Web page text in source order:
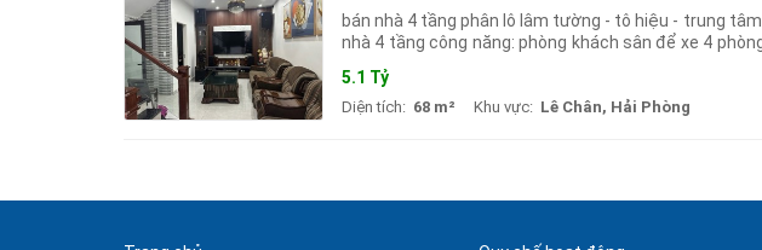
bán nhà 4 tầng phân lô lâm tường - tô hiệu - trung
nhà 4 tầng công năng: phòng khách sân để xe 4
5.1 Tỷ
Diện tích: 68 m² Khu vực: Lê Chân, Hải Phòng